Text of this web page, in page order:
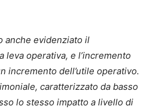
anche evidenziato il
leva operativa, e l’incremento
incremento dell’utile operativo.
caratterizzato da basso
lo stesso impatto a livello di